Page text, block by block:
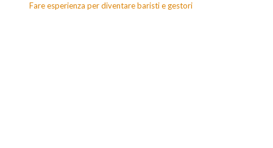
Fare esperienza per diventare baristi e gestori